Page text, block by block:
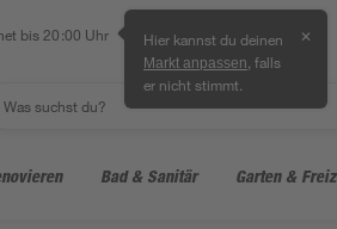
bis 20:00 Uhr Hier kannst du deinen
Markt anpassen , falls
er nicht stimmt.
✕
Bad & Sanitär Garten &